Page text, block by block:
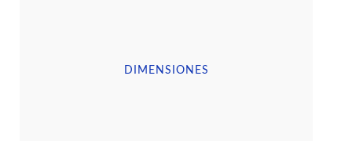
DIMENSIONES